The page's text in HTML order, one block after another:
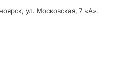
ул. Московская, 7 «А».